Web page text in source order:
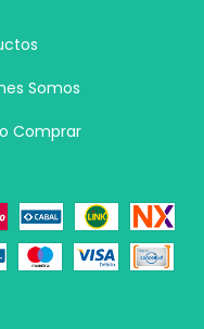
Somos
Comprar